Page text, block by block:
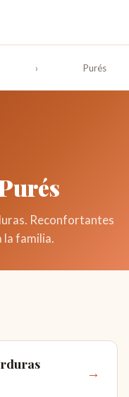
› Purés
Reconfortantes
familia.
→